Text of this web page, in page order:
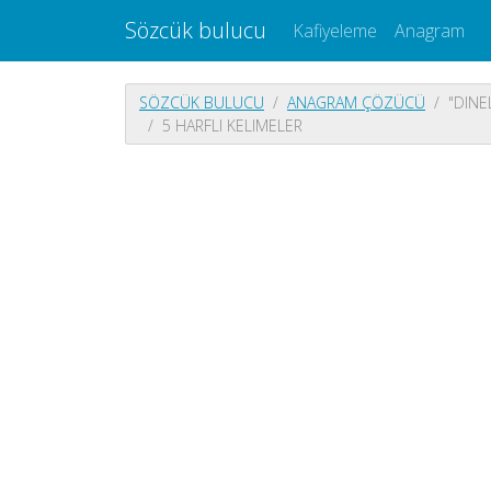
Sözcük bulucu Kafiyeleme Anagram
SÖZCÜK BULUCU ANAGRAM ÇÖZÜCÜ
5 HARFLI KELIMELER